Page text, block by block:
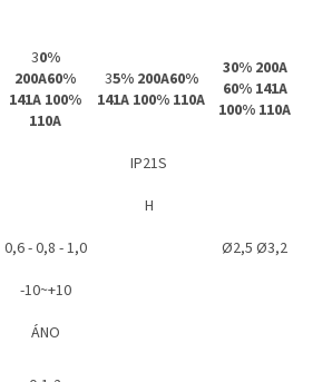
30%
200A60%
141A 100%
110A
35% 200A60%
141A 100% 110A
30% 200A
60% 141A
100% 110A
IP21S
H
0,6 - 0,8 - 1,0
Ø2,5 Ø3,2
-10~+10
ÁNO